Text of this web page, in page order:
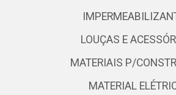
LOUÇAS E
MATERIAIS P/
MATERIAL